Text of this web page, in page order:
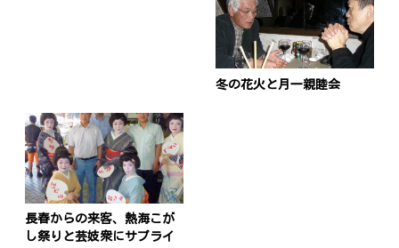
冬の花火と月一親睦会
長春からの来客、熱海こが
し祭りと芸妓衆にサプライ